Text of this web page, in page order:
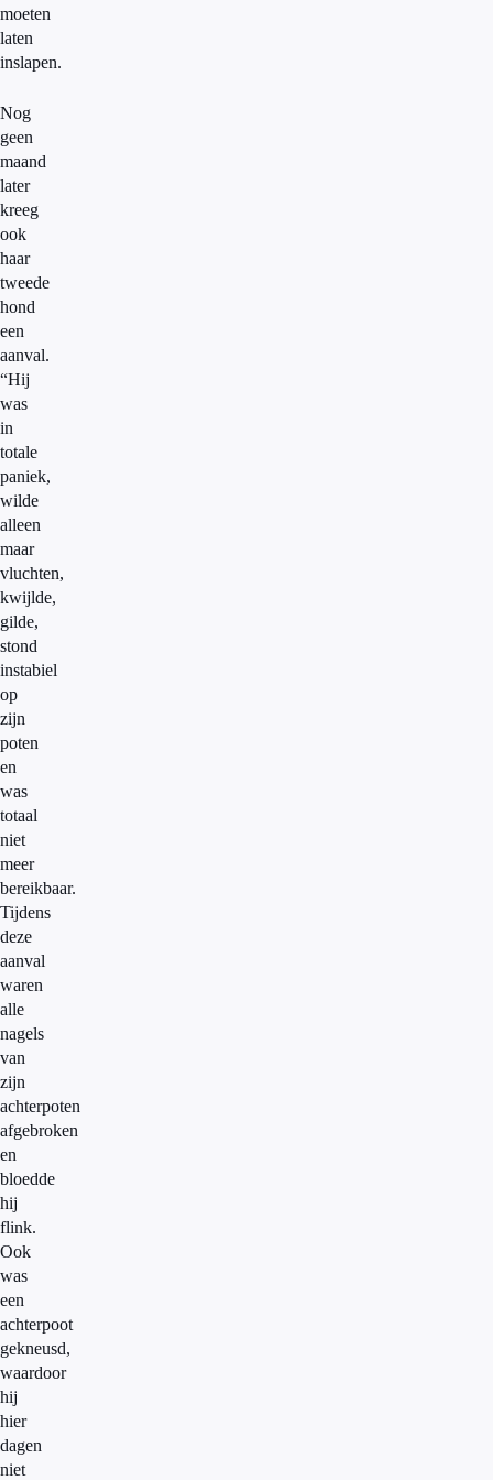
moeten
laten
inslapen.
Nog
geen
maand
later
kreeg
ook
haar
tweede
hond
een
aanval.
“Hij
was
in
totale
paniek,
wilde
alleen
maar
vluchten,
kwijlde,
gilde,
stond
instabiel
op
zijn
poten
en
was
totaal
niet
meer
bereikbaar.
Tijdens
deze
aanval
waren
alle
nagels
van
zijn
achterpoten
afgebroken
en
bloedde
hij
flink.
Ook
was
een
achterpoot
gekneusd,
waardoor
hij
hier
dagen
niet